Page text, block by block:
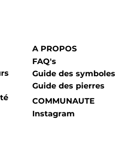
A PROPOS
FAQ's
Guide des symboles
Guide des pierres
COMMUNAUTE
Instagram